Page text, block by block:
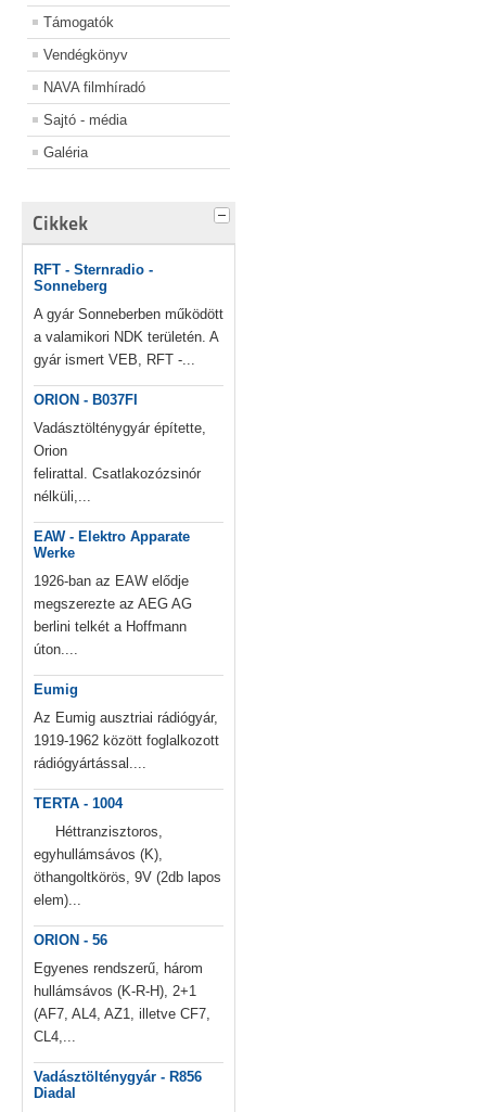
Támogatók
Vendégkönyv
NAVA filmhíradó
Sajtó - média
Galéria
Cikkek
RFT - Sternradio -
Sonneberg
A gyár Sonneberben működött
a valamikori NDK területén. A
gyár ismert VEB, RFT -...
ORION - B037FI
Vadásztölténygyár építette,
Orion
felirattal. Csatlakozózsinór
nélküli,...
EAW - Elektro Apparate
Werke
1926-ban az EAW elődje
megszerezte az AEG AG
berlini telkét a Hoffmann
úton....
Eumig
Az Eumig ausztriai rádiógyár,
1919-1962 között foglalkozott
rádiógyártással....
TERTA - 1004
Héttranzisztoros,
egyhullámsávos (K),
öthangoltkörös, 9V (2db lapos
elem)...
ORION - 56
Egyenes rendszerű, három
hullámsávos (K-R-H), 2+1
(AF7, AL4, AZ1, illetve CF7,
CL4,...
Vadásztölténygyár - R856
Diadal